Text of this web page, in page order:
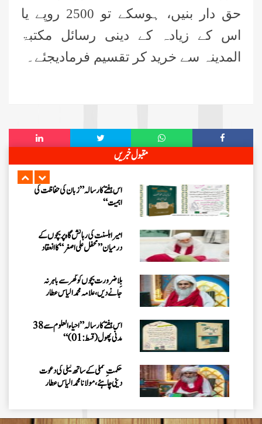
حق دار بنیں، ہوسکے تو 2500 روپے یا
اس کے زیادہ کے دینی رسائل مکتبۃ
المدینہ سے خرید کر تقسیم فرمادیجئے۔
مقبول خبریں
واقعات (قسط: 1) “
سید مختار اشرف رضوی صاحب کی اہلیہ
کے انتقال پر امیر اہلسنت کی تعزیت
اس دور میں صالحین کی پہچان کا معیار
اعلیٰ حضر ت امام احمد رضا ہیں، مولانا
اس ہفتے کا رسالہ ” زبان کی حفاظت کی
اہمیت“
امیر اہلسنت کی رہائش گاہ پر بچوں کے
درمیان” محفل علی اصغر “کا انعقاد
بِلا ضرورت بچوں کو گھر سے باہر نہ
جانے دیں، علامہ محمد الیاس عطار
اس ہفتے کا رسالہ ”احیاء العلوم سے 38
مدنی پھول (قسط:01)“
حکمتِ عملی کے ساتھ نیکی کی دعوت
دینی چاہئے، مولانا محمد الیاس عطار
اس ہفتے کا رسالہ ” فیضان مفتی اعظم